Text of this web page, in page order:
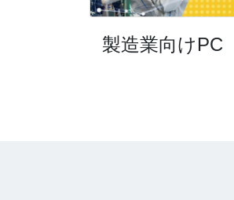
製造業向けPC